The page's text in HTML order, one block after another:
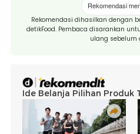
Rekomendasi
Rekomendasi dihasilkan dengan
detikFood. Pembaca disarankan
ulang sebelum